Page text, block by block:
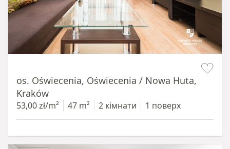
os. Oświecenia, Oświecenia / Nowa Huta,
Kraków
53,00 zł/m² 47 m² 2 кімнати 1 поверх